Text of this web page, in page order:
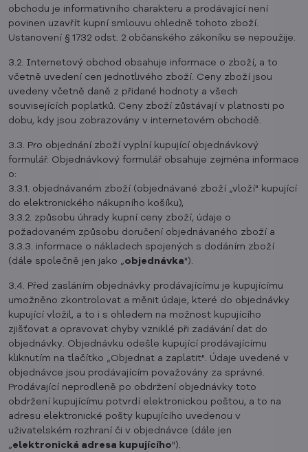
obchodu je informativního charakteru a prodávající není
povinen uzavřít kupní smlouvu ohledně tohoto zboží.
Ustanovení § 1732 odst. 2 občanského zákoníku se nepoužije.
3.2. Internetový obchod obsahuje informace o zboží, a to
včetně uvedení cen jednotlivého zboží. Ceny zboží jsou
uvedeny včetně daně z přidané hodnoty a všech
souvisejících poplatků. Ceny zboží zůstávají v platnosti po
dobu, kdy jsou zobrazovány v internetovém obchodě.
3.3. Pro objednání zboží vyplní kupující objednávkový
formulář. Objednávkový formulář obsahuje zejména informace
o:
3.3.1. objednávaném zboží (objednávané zboží „vloží" kupující
do elektronického nákupního košíku),
3.3.2. způsobu úhrady kupní ceny zboží, údaje o
požadovaném způsobu doručení objednávaného zboží a
3.3.3. informace o nákladech spojených s dodáním zboží
(dále společně jen jako „objednávka").
3.4. Před zasláním objednávky prodávajícímu je kupujícímu
umožněno zkontrolovat a měnit údaje, které do objednávky
kupující vložil, a to i s ohledem na možnost kupujícího
zjišťovat a opravovat chyby vzniklé při zadávání dat do
objednávky. Objednávku odešle kupující prodávajícímu
kliknutím na tlačítko „Objednat a zaplatit". Údaje uvedené v
objednávce jsou prodávajícím považovány za správné.
Prodávající neprodleně po obdržení objednávky toto
obdržení kupujícímu potvrdí elektronickou poštou, a to na
adresu elektronické pošty kupujícího uvedenou v
uživatelském rozhraní či v objednávce (dále jen
„elektronická adresa kupujícího").